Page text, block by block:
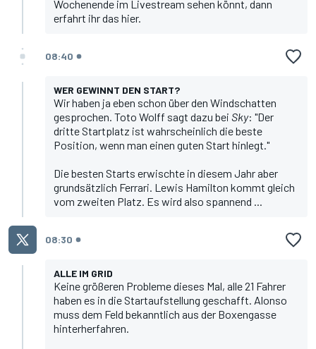
Wochenende im Livestream sehen könnt, dann
erfahrt ihr das hier.
08:40
WER GEWINNT DEN START?
Wir haben ja eben schon über den Windschatten
gesprochen. Toto Wolff sagt dazu bei Sky: "Der
dritte Startplatz ist wahrscheinlich die beste
Position, wenn man einen guten Start hinlegt."
Die besten Starts erwischte in diesem Jahr aber
grundsätzlich Ferrari. Lewis Hamilton kommt gleich
vom zweiten Platz. Es wird also spannend ...
08:30
ALLE IM GRID
Keine größeren Probleme dieses Mal, alle 21 Fahrer
haben es in die Startaufstellung geschafft. Alonso
muss dem Feld bekanntlich aus der Boxengasse
hinterherfahren.